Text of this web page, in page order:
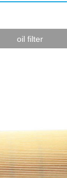
oil filter